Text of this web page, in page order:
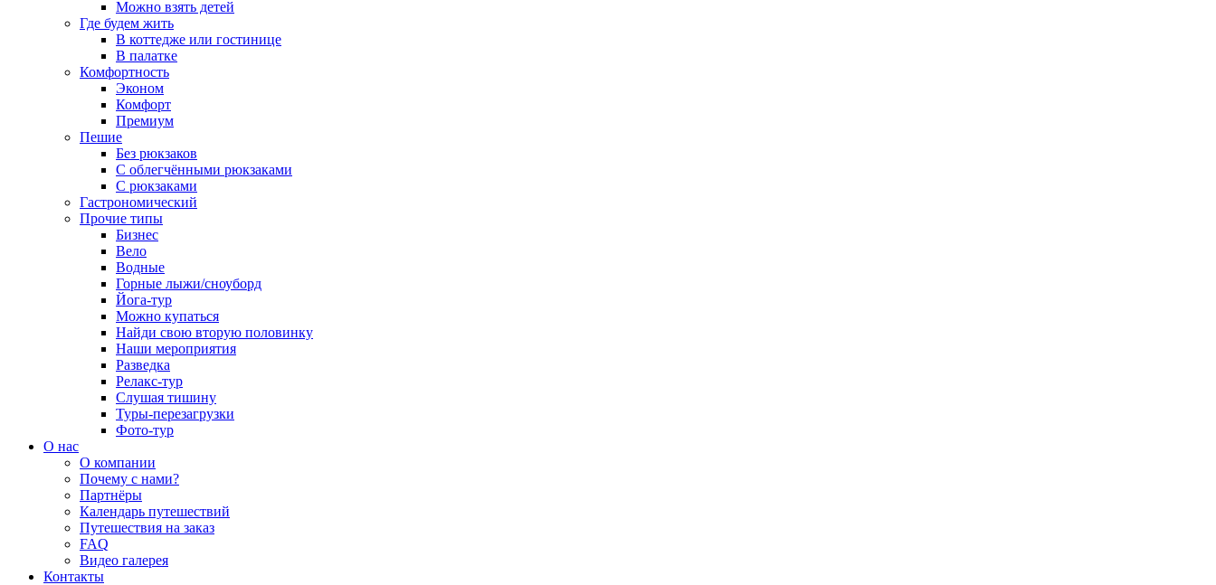
Можно взять детей
Где будем жить
В коттедже или гостинице
В палатке
Комфортность
Эконом
Комфорт
Премиум
Пешие
Без рюкзаков
С облегчёнными рюкзаками
С рюкзаками
Гастрономический
Прочие типы
Бизнес
Вело
Водные
Горные лыжи/сноуборд
Йога-тур
Можно купаться
Найди свою вторую половинку
Наши мероприятия
Разведка
Релакс-тур
Слушая тишину
Туры-перезагрузки
Фото-тур
О нас
О компании
Почему с нами?
Партнёры
Календарь путешествий
Путешествия на заказ
FAQ
Видео галерея
Контакты